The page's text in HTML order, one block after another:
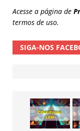
Acesse a página de
termos de uso.
SIGA-NOS